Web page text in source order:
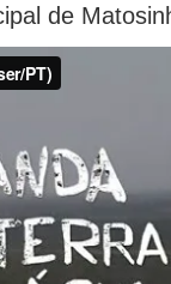
de